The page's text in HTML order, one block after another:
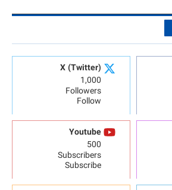
X (Twitter)
1,000
Followers
Follow
Youtube
500
Subscribers
Subscribe